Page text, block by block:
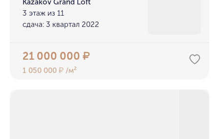
Kazakov Grand Loft
3 этаж из 11
сдача: 3 квартал 2022
21 000 000₽
1 050 000₽ /м²